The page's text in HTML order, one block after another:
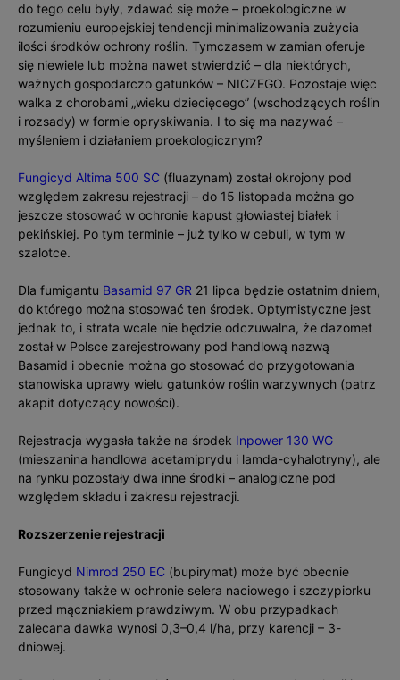
do tego celu były, zdawać się może – proekologiczne w
rozumieniu europejskiej tendencji minimalizowania zużycia
ilości środków ochrony roślin. Tymczasem w zamian oferuje
się niewiele lub można nawet stwierdzić – dla niektórych,
ważnych gospodarczo gatunków – NICZEGO. Pozostaje więc
walka z chorobami „wieku dziecięcego” (wschodzących roślin
i rozsady) w formie opryskiwania. I to się ma nazywać –
myśleniem i działaniem proekologicznym?
Fungicyd Altima 500 SC (fluazynam) został okrojony pod
względem zakresu rejestracji – do 15 listopada można go
jeszcze stosować w ochronie kapust głowiastej białek i
pekińskiej. Po tym terminie – już tylko w cebuli, w tym w
szalotce.
Dla fumigantu Basamid 97 GR 21 lipca będzie ostatnim dniem,
do którego można stosować ten środek. Optymistyczne jest
jednak to, i strata wcale nie będzie odczuwalna, że dazomet
został w Polsce zarejestrowany pod handlową nazwą
Basamid i obecnie można go stosować do przygotowania
stanowiska uprawy wielu gatunków roślin warzywnych (patrz
akapit dotyczący nowości).
Rejestracja wygasła także na środek Inpower 130 WG
(mieszanina handlowa acetamiprydu i lamda-cyhalotryny), ale
na rynku pozostały dwa inne środki – analogiczne pod
względem składu i zakresu rejestracji.
Rozszerzenie rejestracji
Fungicyd Nimrod 250 EC (bupirymat) może być obecnie
stosowany także w ochronie selera naciowego i szczypiorku
przed mączniakiem prawdziwym. W obu przypadkach
zalecana dawka wynosi 0,3–0,4 l/ha, przy karencji – 3-
dniowej.